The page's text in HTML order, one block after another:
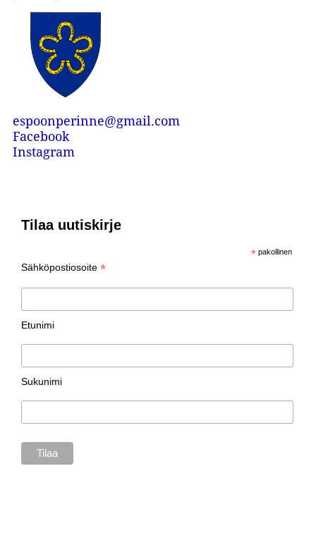
espoonperinne@gmail.com
Facebook
Instagram
Tilaa uutiskirje
* pakollinen
Sähköpostiosoite*
Etunimi
Sukunimi